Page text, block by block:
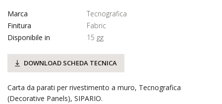
Marca
Tecnografica
Finitura
Fabric
Disponibile in
15 gg
DOWNLOAD SCHEDA TECNICA
Carta da parati per rivestimento a muro, Tecnografica
(Decorative Panels), SIPARIO.